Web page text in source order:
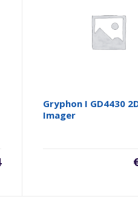
Gryphon I GD4430
Imager